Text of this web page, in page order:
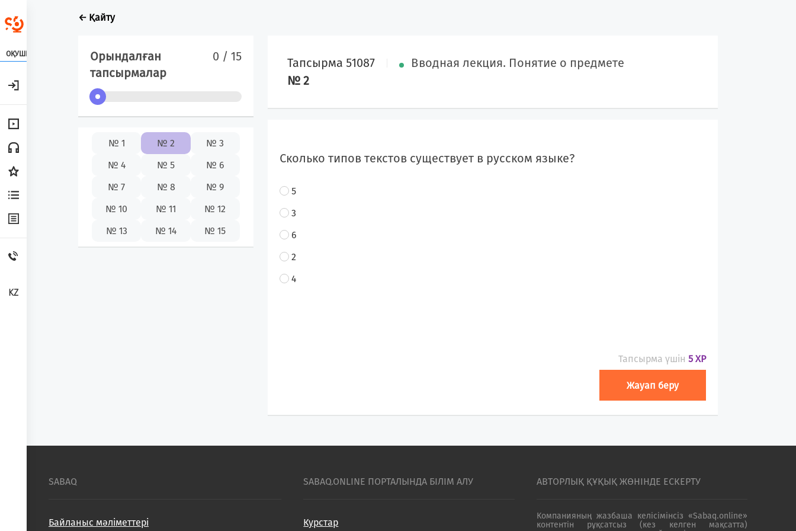
ОҚУШЫ
KZ
← Қайту
Орындалған
тапсырмалар
0 / 15
№ 1 № 2
№ 3
№ 4
№ 5
№ 6
№ 7
№ 8
№ 9
№ 10
№ 11
№ 12
№ 13
№ 14 № 15
Тапсырма 51087
Вводная лекция. Понятие о предмете
№ 2
Сколько типов текстов существует в русском языке?
5
3
6
2
4
Тапсырма үшін 5 XP
Жауап беру
SABAQ
Байланыс мәліметтері
SABAQ.ONLINE ПОРТАЛЫНДА БІЛІМ АЛУ
Курстар
АВТОРЛЫҚ ҚҰҚЫҚ ЖӨНІНДЕ ЕСКЕРТУ
Компанияның жазбаша келісімінсіз «Sabaq.online»
контентін рұқсатсыз (кез келген мақсатта)